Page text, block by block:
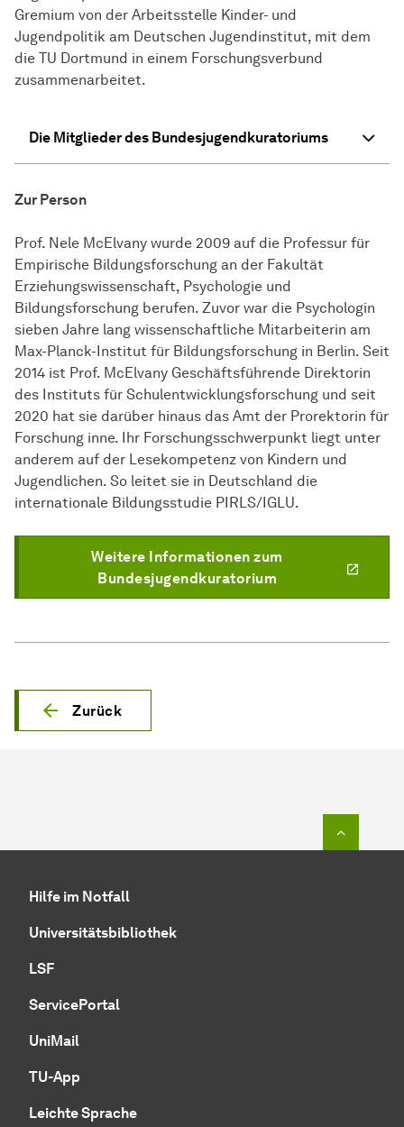
Gremium von der Arbeitsstelle Kinder- und
Jugendpolitik am Deutschen Jugendinstitut, mit dem
die TU Dortmund in einem Forschungsverbund
zusammenarbeitet.
Die Mitglieder des Bundesjugendkuratoriums
Zur Person
Prof. Nele McElvany wurde 2009 auf die Professur für
Empirische Bildungsforschung an der Fakultät
Erziehungswissenschaft, Psychologie und
Bildungsforschung berufen. Zuvor war die Psychologin
sieben Jahre lang wissenschaftliche Mitarbeiterin am
Max-Planck-Institut für Bildungsforschung in Berlin. Seit
2014 ist Prof. McElvany Geschäftsführende Direktorin
des Instituts für Schulentwicklungsforschung und seit
2020 hat sie darüber hinaus das Amt der Prorektorin für
Forschung inne. Ihr Forschungsschwerpunkt liegt unter
anderem auf der Lesekompetenz von Kindern und
Jugendlichen. So leitet sie in Deutschland die
internationale Bildungsstudie PIRLS/IGLU.
Weitere Informationen zum
Bundesjugendkuratorium
Zurück
Hilfe im Notfall
Universitätsbibliothek
LSF
ServicePortal
UniMail
TU-App
Leichte Sprache